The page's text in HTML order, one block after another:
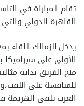
تقام المباراة في
القاهرة الدولي
يدخل الزمالك اللقاء
الأولى على سيراميكا
منح الفريق بداية
للمنافسة على
العرب تلقى الهزيمة